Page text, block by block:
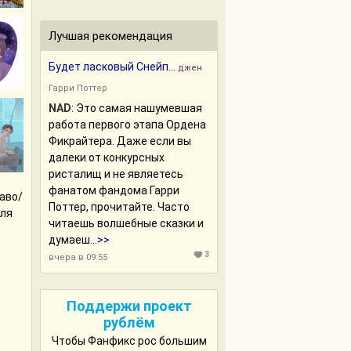
Лучшая рекомендация
Будет ласковый Снейп...
джен
Гарри Поттер
NAD: Это самая нашумевшая
работа первого этапа Ордена
Фикрайтера. Даже если вы
далеки от конкурсных
ристалищ и не являетесь
фанатом фандома Гарри
Поттер, прочитайте. Часто
читаешь волшебные сказки и
думаеш ...>>
вчера в 09:55 3
Поддержи проект
рублём
Чтобы Фанфикс рос большим